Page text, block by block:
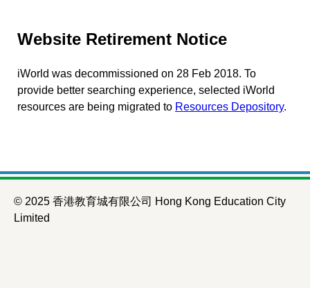
Website Retirement Notice
iWorld was decommissioned on 28 Feb 2018. To
provide better searching experience, selected iWorld
resources are being migrated to Resources Depository.
© 2025 香港教育城有限公司 Hong Kong Education City
Limited